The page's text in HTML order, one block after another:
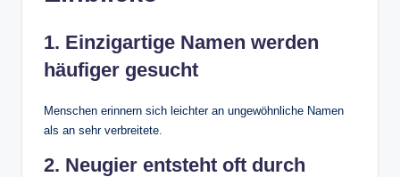
1. Einzigartige Namen werden
häufiger gesucht
Menschen erinnern sich leichter an ungewöhnliche Namen
als an sehr verbreitete.
2. Neugier entsteht oft durch